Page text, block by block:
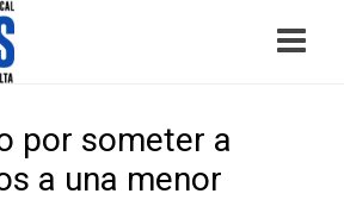
por someter a
a una menor